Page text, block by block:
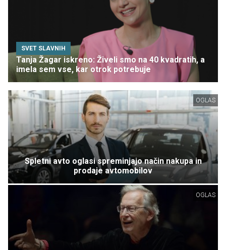
SVET SLAVNIH
Tanja Žagar iskreno: Živeli smo na 40 kvadratih, a
imela sem vse, kar otrok potrebuje
OGLAS
Spletni avto oglasi spreminjajo način nakupa in
prodaje avtomobilov
OGLAS